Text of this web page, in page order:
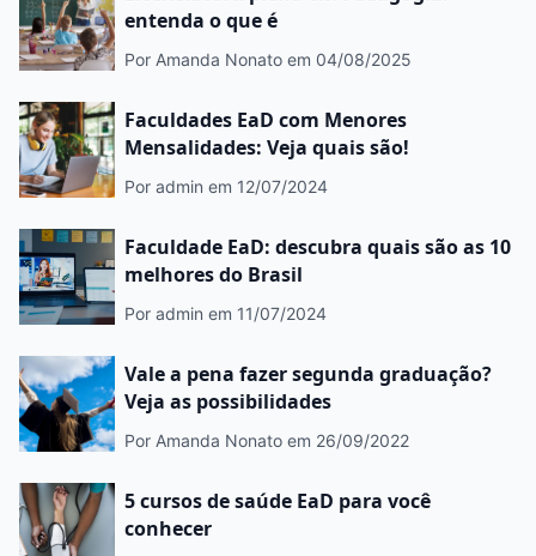
entenda o que é
Por Amanda Nonato em 04/08/2025
Faculdades EaD com Menores
Mensalidades: Veja quais são!
Por admin em 12/07/2024
Faculdade EaD: descubra quais são as 10
melhores do Brasil
Por admin em 11/07/2024
Vale a pena fazer segunda graduação?
Veja as possibilidades
Por Amanda Nonato em 26/09/2022
5 cursos de saúde EaD para você
conhecer